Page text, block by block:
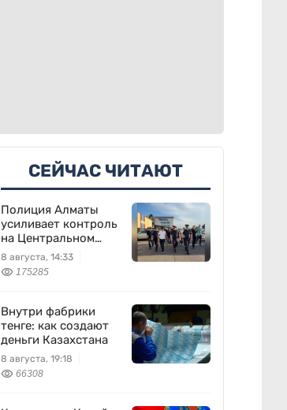
СЕЙЧАС ЧИТАЮТ
Полиция Алматы
усиливает контроль
на Центральном
вещевом рынке
8 августа, 14:33
175285
Внутри фабрики
тенге: как создают
деньги Казахстана
8 августа, 19:18
66308